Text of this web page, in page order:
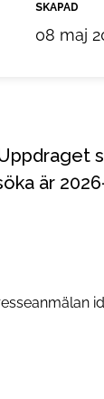
SKAPAD
08 maj
är